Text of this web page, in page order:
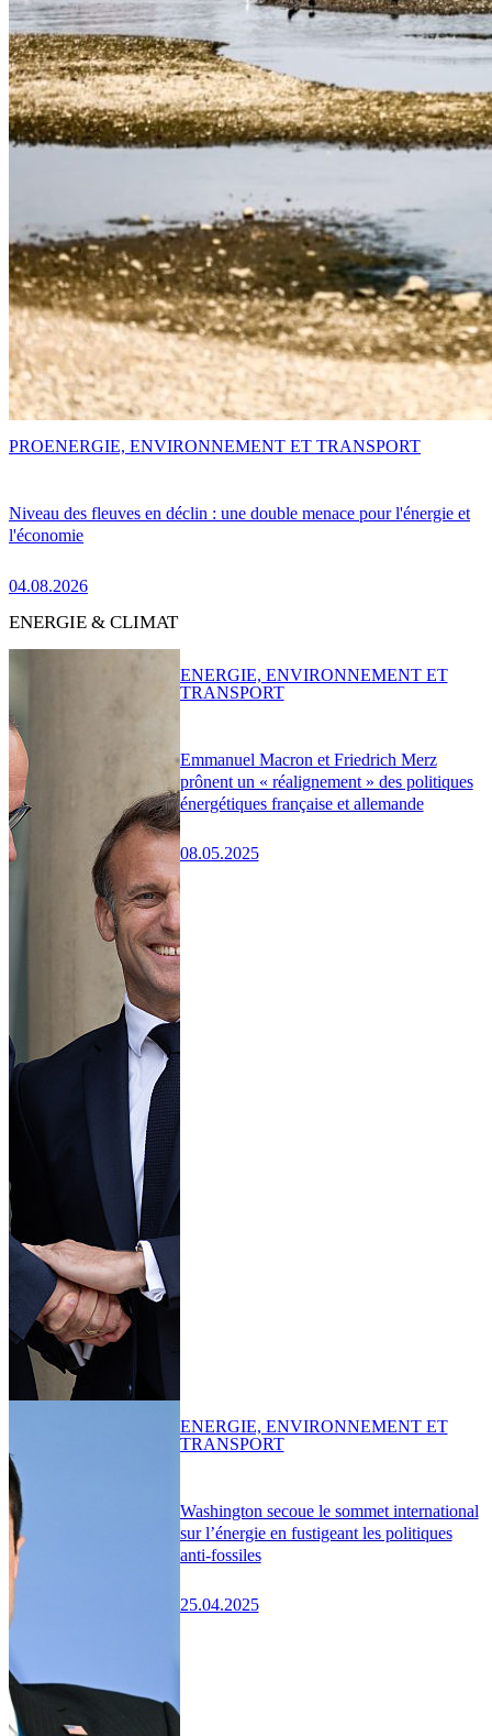
Niveau des fleuves en déclin : une double menace pour l'énergie et
l'économie
04.08.2026
PROENERGIE, ENVIRONNEMENT ET TRANSPORT
ENERGIE & CLIMAT
Emmanuel Macron et Friedrich Merz
prônent un « réalignement » des politiques
énergétiques française et allemande
08.05.2025
ENERGIE, ENVIRONNEMENT ET
TRANSPORT
Washington secoue le sommet international
sur l’énergie en fustigeant les politiques
anti-fossiles
25.04.2025
ENERGIE, ENVIRONNEMENT ET
TRANSPORT